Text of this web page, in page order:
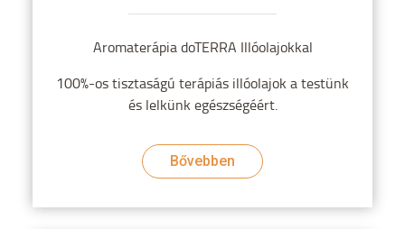
Aromaterápia doTERRA Illóolajokkal
100%-os tisztaságú terápiás illóolajok a testünk
és lelkünk egészségéért.
Bővebben